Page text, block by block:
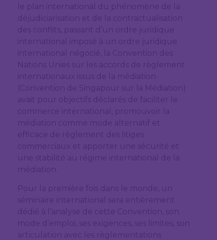
le plan international du phénomène de la
déjudiciarisation et de la contractualisation
des conflits, passant d’un ordre juridique
international imposé à un ordre juridique
international négocié, la Convention des
Nations Unies sur les accords de règlement
internationaux issus de la médiation
(Convention de Singapour sur la Médiation)
avait pour objectifs déclarés de faciliter le
commerce international, promouvoir la
médiation comme mode alternatif et
efficace de règlement des litiges
commerciaux et apporter une sécurité et
une stabilité au régime international de la
médiation.
Pour la première fois dans le monde, un
séminaire international sera entièrement
dédié à l’analyse de cette Convention, son
mode d’emploi, ses exigences, ses limites, son
articulation avec les règlementations